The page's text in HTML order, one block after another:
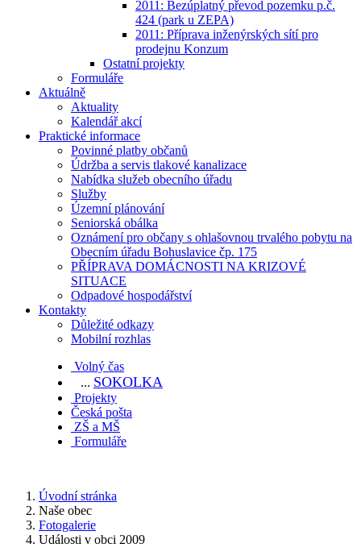
2011: Bezúplatný převod pozemku p.č.
424 (park u ZEPA)
2011: Příprava inženýrských sítí pro
prodejnu Konzum
Ostatní projekty
Formuláře
Aktuálně
Aktuality
Kalendář akcí
Praktické informace
Povinné platby občanů
Údržba a servis tlakové kanalizace
Nabídka služeb obecního úřadu
Služby
Územní plánování
Seniorská obálka
Oznámení pro občany s ohlašovnou trvalého pobytu na
Obecním úřadu Bohuslavice čp. 175
PŘÍPRAVA DOMÁCNOSTI NA KRIZOVÉ
SITUACE
Odpadové hospodářství
Kontakty
Důležité odkazy
Mobilní rozhlas
Volný čas
... SOKOLKA
Projekty
Česká pošta
ZŠ a MŠ
Formuláře
Úvodní stránka
Naše obec
Fotogalerie
Události v obci 2009